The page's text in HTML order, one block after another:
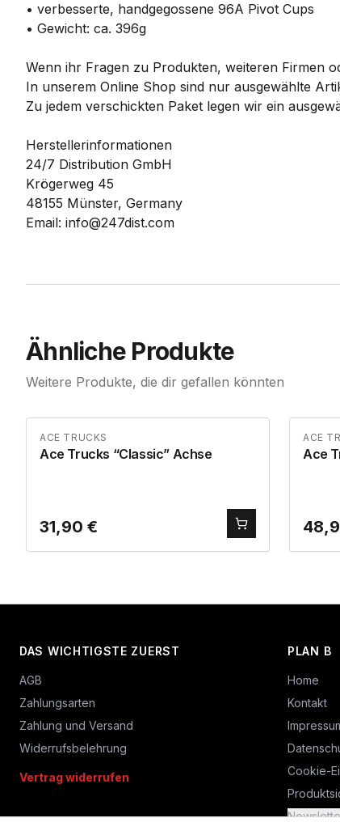
• verbesserte, handgegossene 96A Pivot Cups
• Gewicht: ca. 396g
Wenn ihr Fragen zu Produkten, weiteren Firmen
In unserem Online Shop sind nur ausgewählte
Zu jedem verschickten Paket legen wir ein
Herstellerinformationen
24/7 Distribution GmbH
Krögerweg 45
48155 Münster, Germany
Email: info@247dist.com
Ähnliche Produkte
Weitere Produkte, die dir gefallen könnten
ACE TRUCKS
Ace Trucks “Classic” Achse
31,90 €
ACE
Ace
DAS WICHTIGSTE ZUERST
AGB
Zahlungsarten
Zahlung und Versand
Widerrufsbelehrung
Vertrag widerrufen
PLAN B
Home
Kontakt
Cookie-